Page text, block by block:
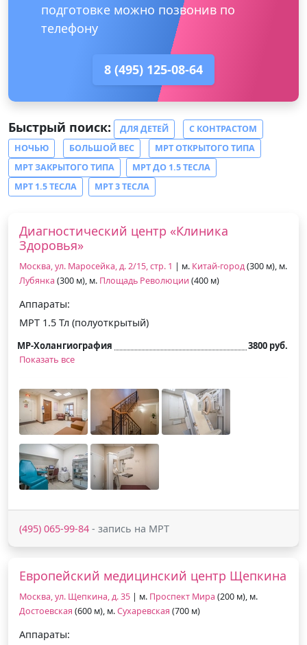
подготовке можно позвонив по
телефону
8 (495) 125-08-64
Быстрый поиск: ДЛЯ ДЕТЕЙ
С КОНТРАСТОМ
НОЧЬЮ
БОЛЬШОЙ ВЕС
МРТ ОТКРЫТОГО ТИПА
МРТ ЗАКРЫТОГО ТИПА
МРТ ДО 1.5 ТЕСЛА
МРТ 1.5 ТЕСЛА
МРТ 3 ТЕСЛА
Диагностический центр «Клиника
Здоровья»
Москва, ул. Маросейка, д. 2/15, стр. 1 | м. Китай-город(300 м), м.
Лубянка (300 м), м. Площадь Революции (400 м)
Аппараты:
МРТ 1.5 Тл (полуоткрытый)
МР-Холангиография
3800 руб.
Показать все
(495) 065-99-84 - запись на МРТ
Европейский медицинский центр Щепкина
Москва, ул. Щепкина, д. 35 | м. Проспект Мира (200 м), м.
Достоевская (600 м), м.Сухаревская (700 м)
Аппараты: